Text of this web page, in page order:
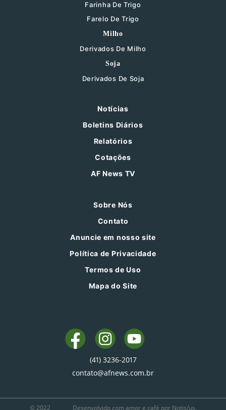
Farinha De Trigo
Farelo De Trigo
Milho
Derivados De Milho
Soja
Derivados De Soja
Notícias
Boletins Diários
Relatórios
Cotações
AF News TV
Sobre Nós
Contato
Anuncie em nosso site
Política de Privacidade
Termos de Uso
Mapa do Site
(41) 3236-2017
contato@afnews.com.br
© 2022 Desenvolvido com amor e café por Notis/us.